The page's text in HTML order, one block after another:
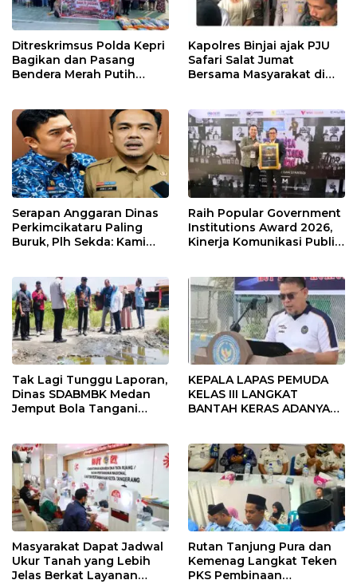
Ditreskrimsus Polda Kepri
Bagikan dan Pasang
Bendera Merah Putih
Kebangsaan.
Kapolres Binjai ajak PJU
Safari Salat Jumat
Bersama Masyarakat di
Serapan Anggaran Dinas
Perkimcikataru Paling
Buruk, Plh Sekda: Kami
Raih Popular Government
Institutions Award 2026,
Kinerja Komunikasi Publik
Tak Lagi Tunggu Laporan,
Dinas SDABMBK Medan
Jemput Bola Tangani
KEPALA LAPAS PEMUDA
KELAS III LANGKAT
BANTAH KERAS ADANYA
TENTANG SINDIKAT
PENIPU PENJUALAN EMAS
Masyarakat Dapat Jadwal
Ukur Tanah yang Lebih
Jelas Berkat Layanan
Rutan Tanjung Pura dan
Kemenag Langkat Teken
PKS Pembinaan